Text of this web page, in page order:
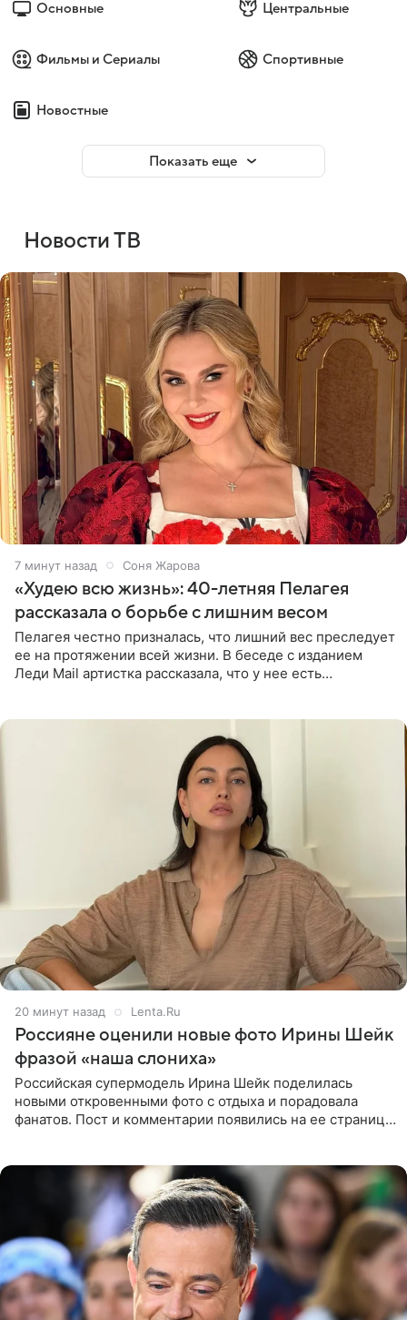
Основные Центральные
Фильмы и Сериалы Спортивные
Новостные
Показать еще
Новости ТВ
8 минут назад Соня Жарова
«Худею всю жизнь»: 40-летняя Пелагея
рассказала о борьбе с лишним весом
Пелагея честно призналась, что лишний вес преследует
ее на протяжении всей жизни. В беседе с изданием
Леди Mail артистка рассказала, что у нее есть
21 минуту назад Lenta.Ru
Россияне оценили новые фото Ирины Шейк
фразой «наша слониха»
Российская супермодель Ирина Шейк поделилась
новыми откровенными фото с отдыха и порадовала
фанатов. Пост и комментарии появились на ее странице